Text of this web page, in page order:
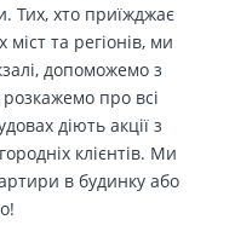
Тих, хто приїжджає
та регіонів, ми
допоможемо з
про всі
діють акції з
клієнтів. Ми
в будинку або